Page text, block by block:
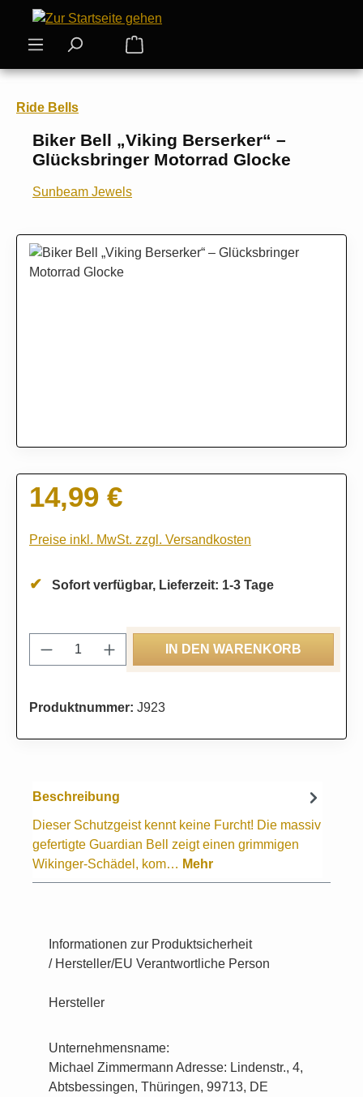
Zum Hauptinhalt springen
Warenkorb enthält 0 Positionen.
Ride Bells
Biker Bell „Viking Berserker“ –
Glücksbringer Motorrad Glocke
Sunbeam Jewels
Bildergalerie überspringen
Regulärer Preis:
14,99 €
Preise inkl. MwSt. zzgl. Versandkosten
Sofort verfügbar, Lieferzeit: 1-3 Tage
Produkt Anzahl: Gib den gewünschten
IN DEN WARENKORB
Produktnummer: J923
Beschreibung
Dieser Schutzgeist kennt keine Furcht! Die massiv
gefertigte Guardian Bell zeigt einen grimmigen
Wikinger-Schädel, kom… Mehr
Informationen zur Produktsicherheit
/ Hersteller/EU Verantwortliche Person
Hersteller
Unternehmensname:
Michael Zimmermann Adresse: Lindenstr., 4,
Abtsbessingen, Thüringen, 99713, DE